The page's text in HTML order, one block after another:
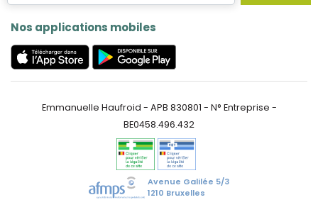
Nos applications mobiles
Emmanuelle Haufroid - APB 830801 - N° Entreprise -
BE0458.496.432
Avenue Galilée 5/3
1210 Bruxelles